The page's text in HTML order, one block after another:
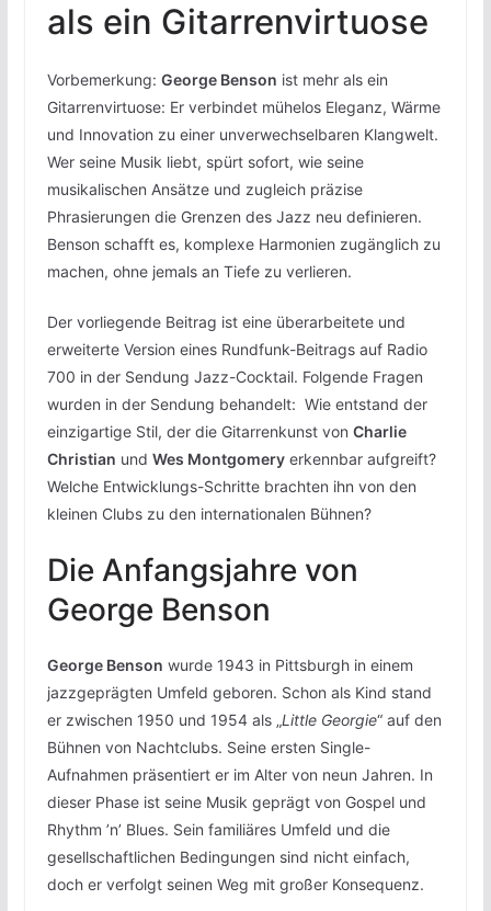
als ein Gitarrenvirtuose
Vorbemerkung: George Benson ist mehr als ein
Gitarrenvirtuose: Er verbindet mühelos Eleganz, Wärme
und Innovation zu einer unverwechselbaren Klangwelt.
Wer seine Musik liebt, spürt sofort, wie seine
musikalischen Ansätze und zugleich präzise
Phrasierungen die Grenzen des Jazz neu definieren.
Benson schafft es, komplexe Harmonien zugänglich zu
machen, ohne jemals an Tiefe zu verlieren.
Der vorliegende Beitrag ist eine überarbeitete und
erweiterte Version eines Rundfunk-Beitrags auf Radio
700 in der Sendung Jazz-Cocktail. Folgende Fragen
wurden in der Sendung behandelt: Wie entstand der
einzigartige Stil, der die Gitarrenkunst von Charlie
Christian und Wes Montgomeryerkennbar aufgreift?
Welche Entwicklungs-Schritte brachten ihn von den
kleinen Clubs zu den internationalen Bühnen?
Die Anfangsjahre von
George Benson
George Benson wurde 1943 in Pittsburgh in einem
jazzgeprägten Umfeld geboren. Schon als Kind stand
er zwischen 1950 und 1954 als „Little Georgie“ auf den
Bühnen von Nachtclubs. Seine ersten Single-
Aufnahmen präsentiert er im Alter von neun Jahren. In
dieser Phase ist seine Musik geprägt von Gospel und
Rhythm ’n’ Blues. Sein familiäres Umfeld und die
gesellschaftlichen Bedingungen sind nicht einfach,
doch er verfolgt seinen Weg mit großer Konsequenz.